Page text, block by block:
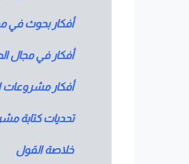
أفكار بحوث في
أفكار في مجال
أفكار مشروعات
تحديات كتابة
خلاصة القول